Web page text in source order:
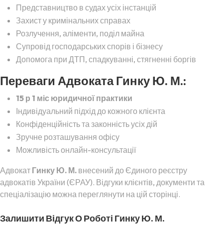
Представництво в судах усіх інстанцій
Захист у кримінальних справах
Розлучення, аліменти, поділ майна
Супровід господарських спорів і бізнесу
Допомога при ДТП, спадкуванні, стягненні боргів
Переваги Адвоката Гинку Ю. М.:
15 р 1 міс юридичної практики
Індивідуальний підхід до кожного клієнта
Конфіденційність та законність усіх дій
Зручне розташування офісу
Можливість онлайн-консультації
Адвокат Гинку Ю. М. внесений до Єдиного реєстру
адвокатів України (ЄРАУ). Відгуки клієнтів, документи та
спеціалізацію можна переглянути на цій сторінці.
Залишити Відгук О Роботі Гинку Ю. М.